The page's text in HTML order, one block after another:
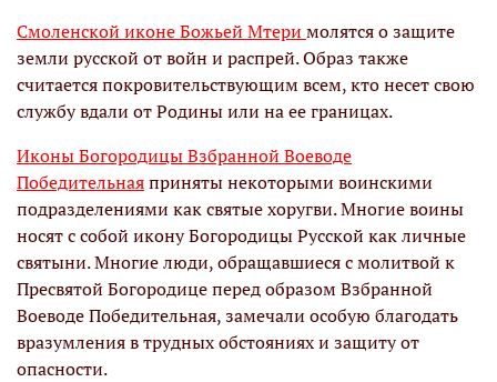
Смоленской иконе Божьей Мтери молятся о защите
земли русской от войн и распрей. Образ также
считается покровительствующим всем, кто несет свою
службу вдали от Родины или на ее границах.
Иконы Богородицы Взбранной Воеводе
Победительнаяприняты некоторыми воинскими
подразделениями как святые хоругви. Многие воины
носят с собой икону Богородицы Русской как личные
святыни. Многие люди, обращавшиеся с молитвой к
Пресвятой Богородице перед образом Взбранной
Воеводе Победительная, замечали особую благодать
вразумления в трудных обстояниях и защиту от
опасности.